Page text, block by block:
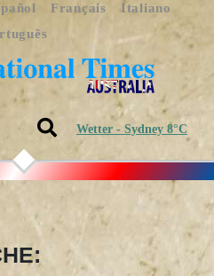
Français
Italiano
Wetter - Sydney 8°C